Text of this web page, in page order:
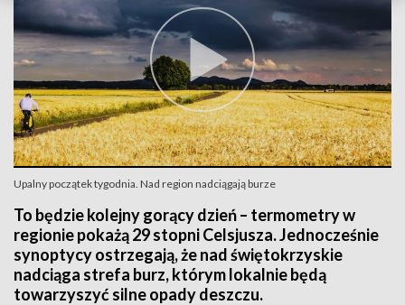
Upalny początek tygodnia. Nad region nadciągają burze
To będzie kolejny gorący dzień – termometry w
regionie pokażą 29 stopni Celsjusza. Jednocześnie
synoptycy ostrzegają, że nad świętokrzyskie
nadciąga strefa burz, którym lokalnie będą
towarzyszyć silne opady deszczu.